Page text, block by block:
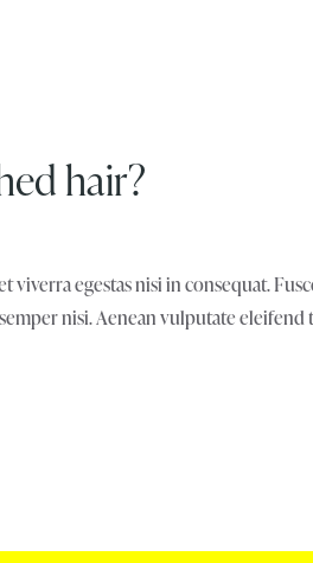
hair?
egestas nisi in consequat.
nisi. Aenean vulputate